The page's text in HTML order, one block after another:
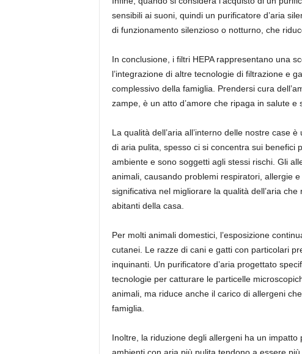
sensibili ai suoni, quindi un purificatore d’aria
di funzionamento silenzioso o notturno, che
In conclusione, i filtri HEPA rappresentano una
l’integrazione di altre tecnologie di filtrazione e
complessivo della famiglia. Prendersi cura
zampe, è un atto d’amore che ripaga in salute e
La qualità dell’aria all’interno delle nostre case
di aria pulita, spesso ci si concentra sui benefici
ambiente e sono soggetti agli stessi rischi. Gli
animali, causando problemi respiratori, allergie
significativa nel migliorare la qualità dell’aria
abitanti della casa.
Per molti animali domestici, l’esposizione
cutanei. Le razze di cani e gatti con particolari
inquinanti. Un purificatore d’aria progettato
tecnologie per catturare le particelle
animali, ma riduce anche il carico di allergeni
famiglia.
Inoltre, la riduzione degli allergeni ha un